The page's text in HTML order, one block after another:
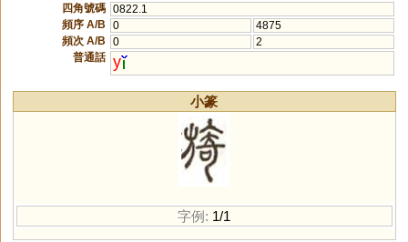
四角號碼 0822.1
頻序 A/B
0
4875
頻次 A/B
0
2
普通話 y
小篆
字例: 1/1